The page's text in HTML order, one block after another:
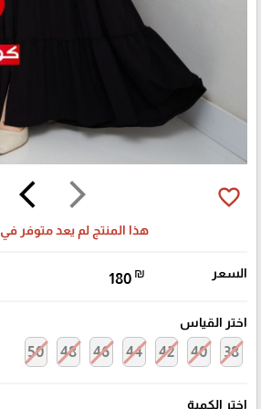
arrow_forward_ios
arrow_back_ios favorite_border
هذا المنتج لم يعد متوفر في
السعر 180 ₪
اختر القياس
38
40
42
44
46
48
50
اختر الكمية